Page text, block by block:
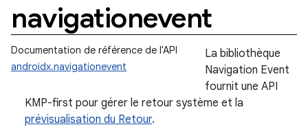
navigationevent
Documentation de référence de l'API
androidx.navigationevent
La bibliothèque
Navigation Event
fournit une API
KMP-first pour gérer le retour système et la
prévisualisation du Retour.